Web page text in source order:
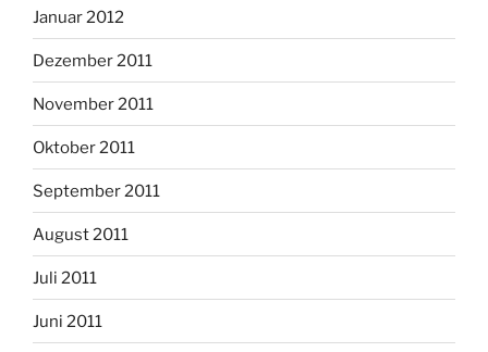
Januar 2012
Dezember 2011
November 2011
Oktober 2011
September 2011
August 2011
Juli 2011
Juni 2011